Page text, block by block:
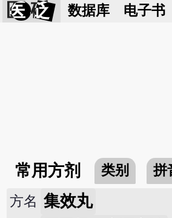
医 砭 数据库 电子书
常用方剂 类别 拼
方名 集效丸